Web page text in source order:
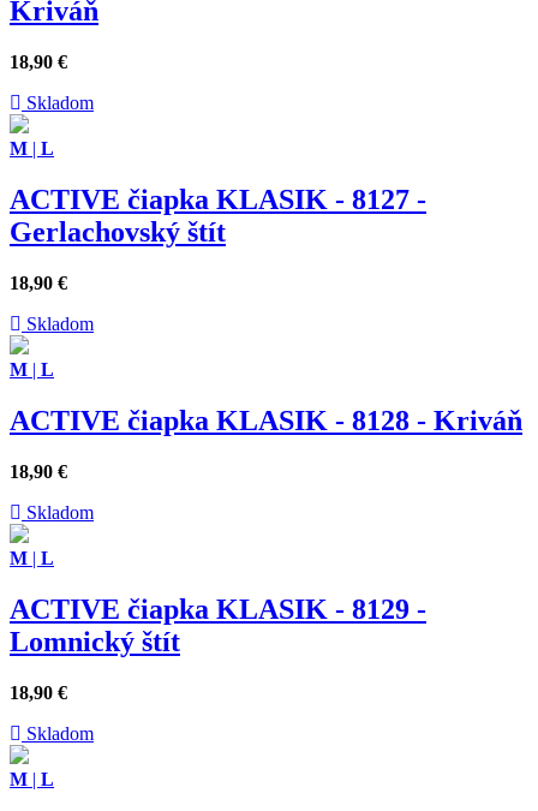
Kriváň
18,90 €
Skladom
M | L
ACTIVE čiapka KLASIK - 8127 -
Gerlachovský štít
18,90 €
Skladom
M | L
ACTIVE čiapka KLASIK - 8128 - Kriváň
18,90 €
Skladom
M | L
ACTIVE čiapka KLASIK - 8129 -
Lomnický štít
18,90 €
Skladom
M | L